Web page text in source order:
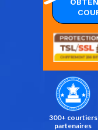
300+ courtiers
partenaires